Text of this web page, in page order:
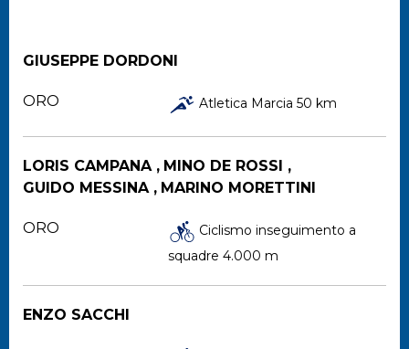
GIUSEPPE DORDONI
ORO Atletica Marcia 50 km
LORIS CAMPANA ,
MINO DE ROSSI ,
GUIDO MESSINA , MARINO MORETTINI
ORO
squadre 4.000 m
ENZO SACCHI